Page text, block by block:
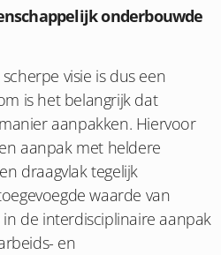
onderbouwde
visie is dus een
is het belangrijk dat
aanpakken. Hiervoor
aanpak met heldere
draagvlak tegelijk
waarde van
de interdisciplinaire aanpak
en